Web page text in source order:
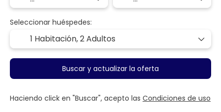
Seleccionar huéspedes:
1 Habitación,2 Adultos
Buscar y actualizar la oferta
Haciendo click en "Buscar", acepto las Condiciones de uso